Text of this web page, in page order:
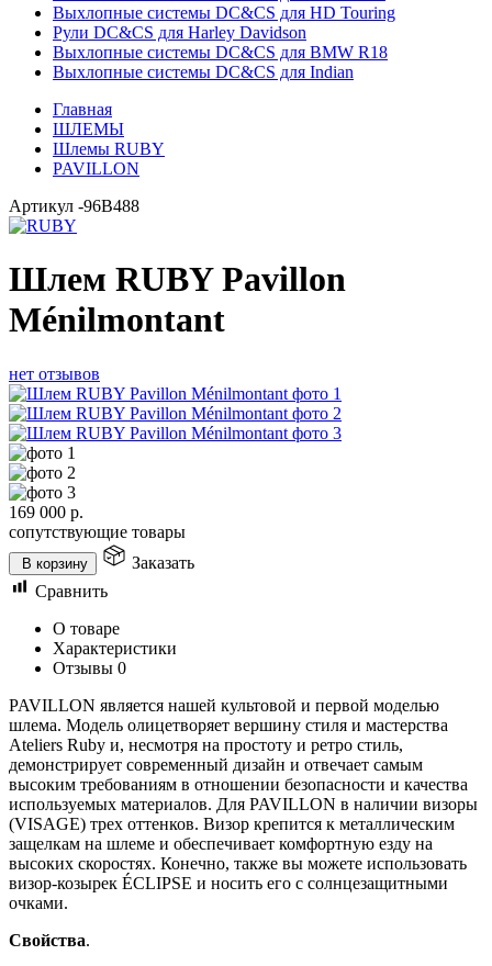
Выхлопные системы DC&CS для HD Touring
Рули DC&CS для Harley Davidson
Выхлопные системы DC&CS для BMW R18
Выхлопные системы DC&CS для Indian
Главная
ШЛЕМЫ
Шлемы RUBY
PAVILLON
Артикул -96B488
Шлем RUBY Pavillon
Ménilmontant
нет отзывов
169 000 р.
сопутствующие товары
В корзину
Заказать
Сравнить
О товаре
Характеристики
Отзывы 0
PAVILLON является нашей культовой и первой моделью
шлема. Модель олицетворяет вершину стиля и мастерства
Ateliers Ruby и, несмотря на простоту и ретро стиль,
демонстрирует современный дизайн и отвечает самым
высоким требованиям в отношении безопасности и качества
используемых материалов. Для PAVILLON в наличии визоры
(VISAGE) трех оттенков. Визор крепится к металлическим
защелкам на шлеме и обеспечивает комфортную езду на
высоких скоростях. Конечно, также вы можете использовать
визор-козырек ÉCLIPSE и носить его с солнцезащитными
очками.
Свойства.